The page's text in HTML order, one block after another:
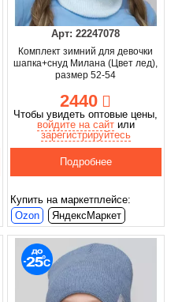
Арт: 22247078
Комплект зимний для девочки
шапка+снуд Милана (Цвет лед),
размер 52-54
2440
Чтобы увидеть оптовые цены,
войдите на сайтили
зарегистрируйтесь
Подробнее
Купить на маркетплейсе:
Ozon
ЯндексМаркет